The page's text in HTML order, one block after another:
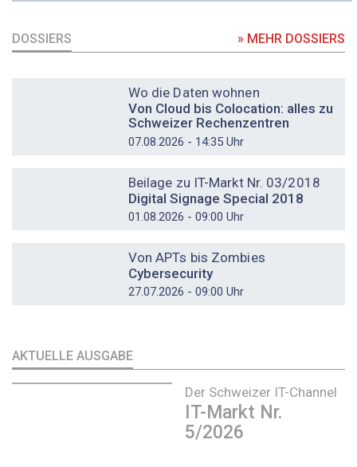
DOSSIERS » MEHR DOSSIERS
Wo die Daten wohnen
Von Cloud bis Colocation: alles zu
Schweizer Rechenzentren
07.08.2026 - 14:35 Uhr
Beilage zu IT-Markt Nr. 03/2018
Digital Signage Special 2018
01.08.2026 - 09:00 Uhr
Von APTs bis Zombies
Cybersecurity
27.07.2026 - 09:00 Uhr
AKTUELLE AUSGABE
Der Schweizer IT-Channel
IT-Markt Nr.
5/2026